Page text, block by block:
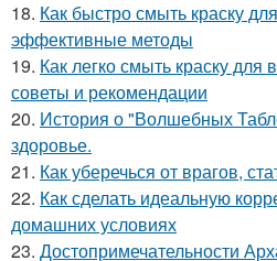
18. Как быстро смыть краску
эффективные методы
19. Как легко смыть краску для
советы и рекомендации
20. История о "Волшебных
здоровье.
21. Как уберечься от врагов,
22. Как сделать идеальную
домашних условиях
23. Достопримечательности